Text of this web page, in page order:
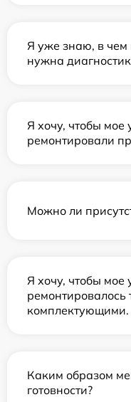
Я уже знаю, в чем
нужна
Я хочу, чтобы мое
ремонтировали
Можно ли
Я хочу, чтобы мое
комплектующими.
Каким образом
готовности?